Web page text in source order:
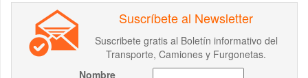
Suscríbete al Newsletter
Suscribete gratis al Boletín informativo del
Transporte, Camiones y Furgonetas.
Nombre